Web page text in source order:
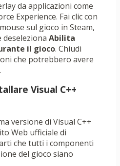
da applicazioni come
Experience. Fai clic con
sul gioco in Steam,
deseleziona Abilita
il gioco. Chiudi
che potrebbero avere
Visual C++
versione di Visual C++
Web ufficiale di
che tutti i componenti
del gioco siano